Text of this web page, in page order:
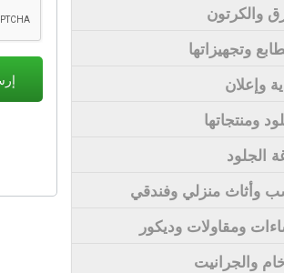
والكرتون
وتجهيزاتها
وإعلان
ومنتجاتها
الجلود
وأثاث منزلي وفندقي
ومقاولات وديكور
والجرانيت